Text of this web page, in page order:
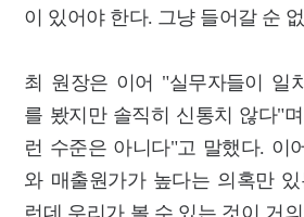
이 있어야 한다. 그냥 들어갈 순
최 원장은 이어 "실무자들이 일
를 봤지만 솔직히 신통치 않다"
런 수준은 아니다"고 말했다. 이
와 매출원가가 높다는 의혹만
런데 우리가 볼 수 있는 것이 거